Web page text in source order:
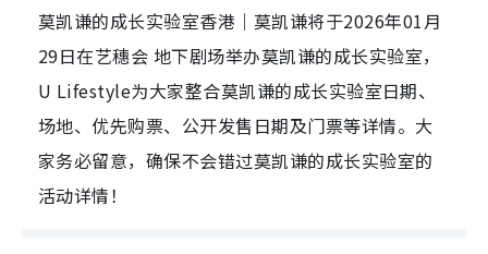
莫凯谦的成长实验室香港｜莫凯谦将于2026年01月
29日在艺穗会 地下剧场举办莫凯谦的成长实验室，
U Lifestyle为大家整合莫凯谦的成长实验室日期、
场地、优先购票、公开发售日期及门票等详情。大
家务必留意，确保不会错过莫凯谦的成长实验室的
活动详情！